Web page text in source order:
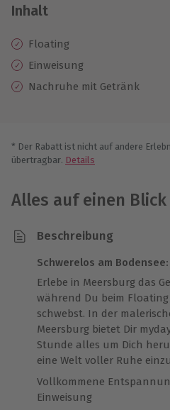
Inhalt
Floating
Einweisung
Nachruhe mit Getränk
* Der Rabatt ist nicht auf andere
übertragbar. Details
Alles auf einen Blick
Beschreibung
Schwerelos am
Erlebe in Meersburg das
während Du beim
schwebst. In der
Meersburg bietet Dir
Stunde alles um Dich
eine Welt voller Ruhe
Vollkommene
Einweisung